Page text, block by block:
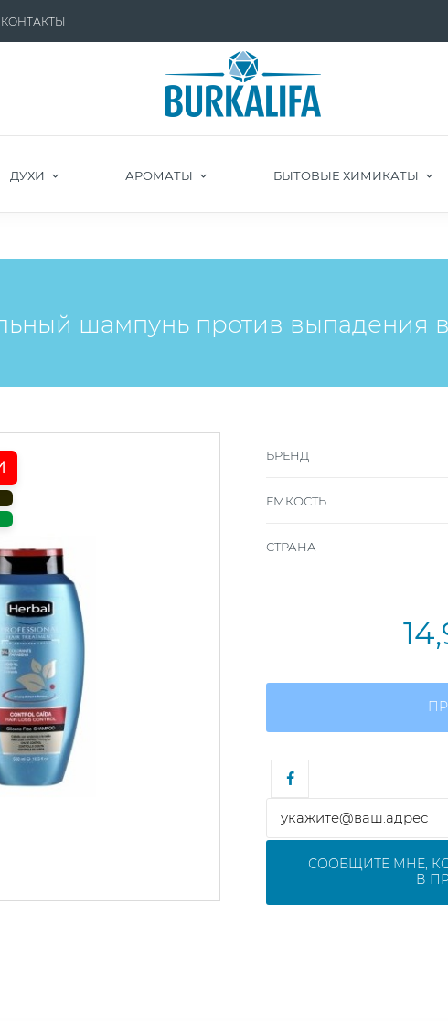
КОНТАКТЫ
ДУХИ АРОМАТЫ БЫТОВЫЕ ХИМИКАТЫ
шампунь против выпадения
БРЕНД
ЕМКОСТЬ
СТРАНА
СООБЩИТЕ МНЕ,
В